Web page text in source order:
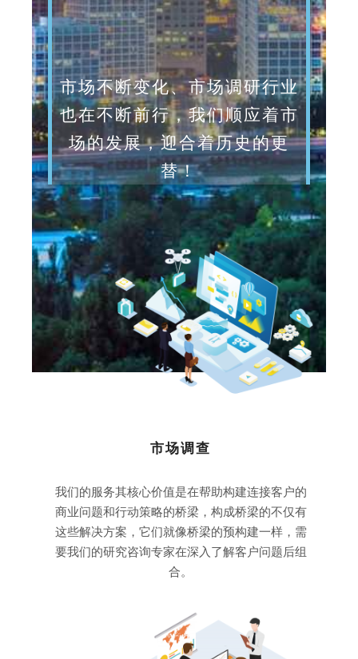
市场不断变化、市场调研行业
也在不断前行，我们顺应着市
场的发展，迎合着历史的更
替！
市场调查
我们的服务其核心价值是在帮助构建连接客户的
商业问题和行动策略的桥梁，构成桥梁的不仅有
这些解决方案，它们就像桥梁的预构建一样，需
要我们的研究咨询专家在深入了解客户问题后组
合。